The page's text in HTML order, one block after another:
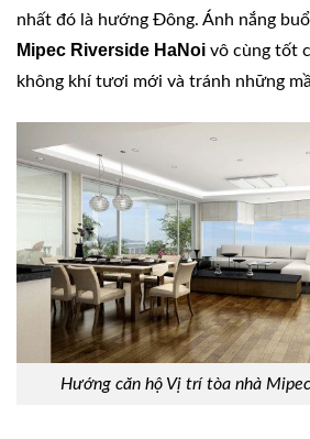
nhất đó là hướng Đông. Ánh nắng
Mipec Riverside HaNoi vô cùng tốt
không khí tươi mới và tránh những
Hướng căn hộ Vị trí tòa nhà